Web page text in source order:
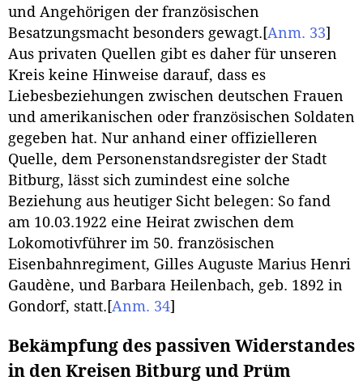
und Angehörigen der französischen
Besatzungsmacht besonders gewagt. [Anm. 33]
Aus privaten Quellen gibt es daher für unseren
Kreis keine Hinweise darauf, dass es
Liebesbeziehungen zwischen deutschen Frauen
und amerikanischen oder französischen Soldaten
gegeben hat. Nur anhand einer offizielleren
Quelle, dem Personenstandsregister der Stadt
Bitburg, lässt sich zumindest eine solche
Beziehung aus heutiger Sicht belegen: So fand
am 10.03.1922 eine Heirat zwischen dem
Lokomotivführer im 50. französischen
Eisenbahnregiment, Gilles Auguste Marius Henri
Gaudène, und Barbara Heilenbach, geb. 1892 in
Gondorf, statt. [Anm. 34]
Bekämpfung des passiven Widerstandes
in den Kreisen Bitburg und Prüm